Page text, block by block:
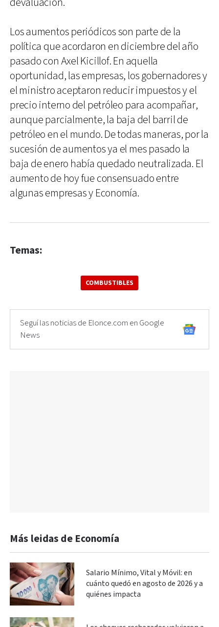
Los aumentos periódicos son parte de la
política que acordaron en diciembre del año
pasado con Axel Kicillof. En aquella
oportunidad, las empresas, los gobernadores y
el ministro aceptaron reducir impuestos y el
precio interno del petróleo para acompañar,
aunque parcialmente, la baja del barril de
petróleo en el mundo. De todas maneras, por la
sucesión de aumentos ya el mes pasado la
baja de enero había quedado neutralizada. El
aumento de hoy fue consensuado entre
algunas empresas y Economía.
Temas:
COMBUSTIBLES
Seguí las noticias de Elonce.com en Google
News
Más leidas de Economía
Salario Mínimo, Vital y Móvil: en
cuánto quedó en agosto de 2026 y a
quiénes impacta